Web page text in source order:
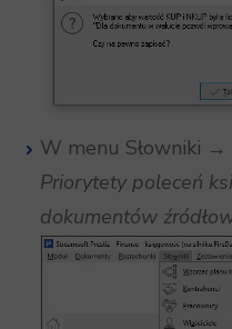
W menu Słowniki →
Priorytety poleceń
dokumentów